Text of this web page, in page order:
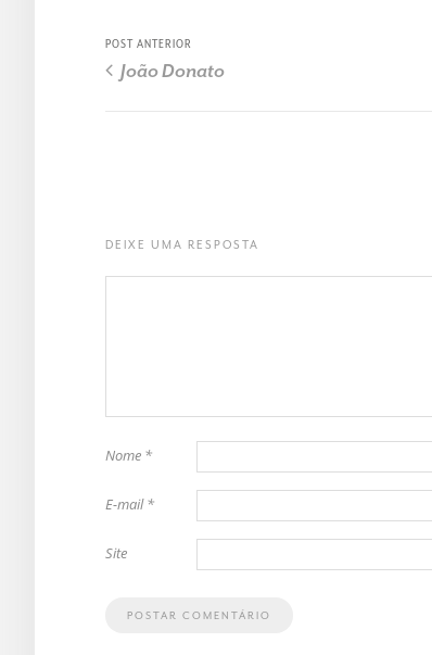
POST ANTERIOR
João Donato
DEIXE UMA RESPOSTA
Nome *
E-mail*
Site